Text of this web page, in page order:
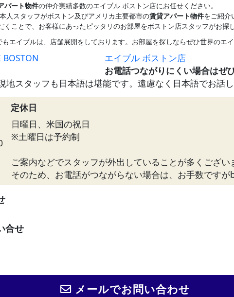
パート物件の仲介実績多数のエイブル ボストン店にお任せください。
人スタッフがボストン及びアメリカ主要都市の賃貸アパート物件をご紹介
くことで、お客様にあったピッタリのお部屋をボストン店スタッフがお探
エイブルは、店舗展開をしております。お部屋を探しならぜひ世界のエ
BOSTON エイブル ボストン店
地スタッフも日本語は堪能です。遠慮なく日本語でお話
定休日
日曜日、米国の祝日
※土曜日は予約制
ご案内などでスタッフが外出していることが多くござい
そのため、お電話がつながらない場合は、お手数です
合せ
メールでお問い合わせ